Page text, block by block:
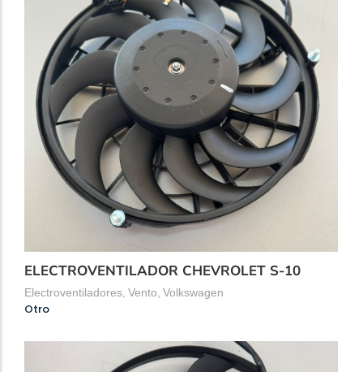
ELECTROVENTILADOR CHEVROLET S-10
Electroventiladores, Vento, Volkswagen
Otro